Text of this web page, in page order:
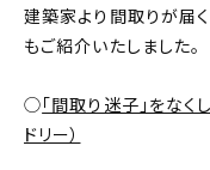
新着記事
建築家より間取りが届く
もご紹介いたしました。
◯「間取り迷子」をな
ドリー）